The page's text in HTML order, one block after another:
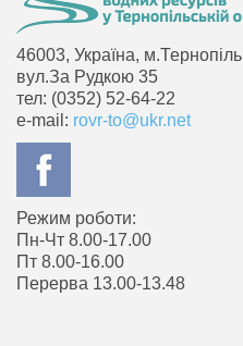
46003, Україна, м.Тернопіль
вул.За Рудкою 35
тел: (0352) 52-64-22
e-mail: rovr-to@ukr.net
Режим роботи:
Пн-Чт 8.00-17.00
Пт 8.00-16.00
Перерва 13.00-13.48